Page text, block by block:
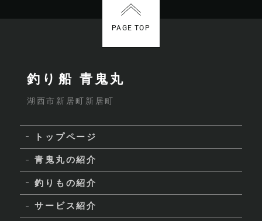
PAGE TOP
釣り船 青鬼丸
湖西市新居町新居町
トップページ
青鬼丸の紹介
釣りもの紹介
サービス紹介